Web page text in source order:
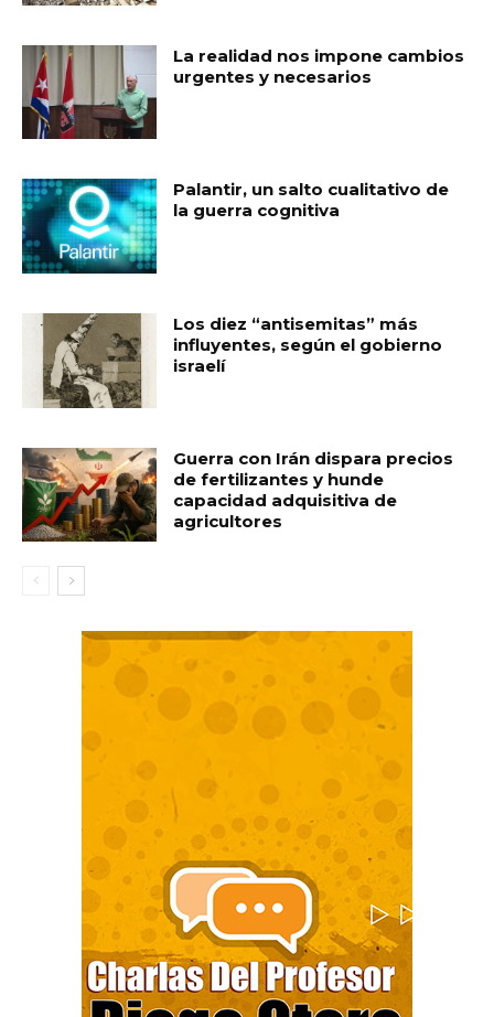
La realidad nos impone cambios
urgentes y necesarios
Palantir, un salto cualitativo de
la guerra cognitiva
Los diez “antisemitas” más
influyentes, según el gobierno
israelí
Guerra con Irán dispara precios
de fertilizantes y hunde
capacidad adquisitiva de
agricultores